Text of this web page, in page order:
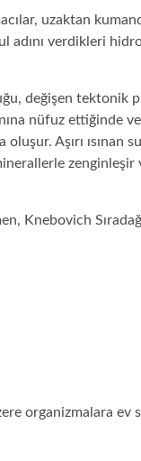
uzaktan
adını verdikleri
değişen tektonik
nüfuz ettiğinde
oluşur. Aşırı ısınan
zenginleşir
Knebovich
organizmalara ev